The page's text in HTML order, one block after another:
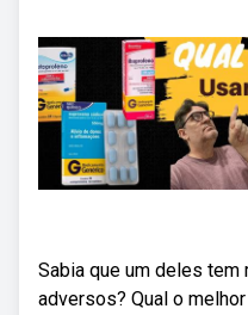
Sabia que um deles
adversos? Qual o